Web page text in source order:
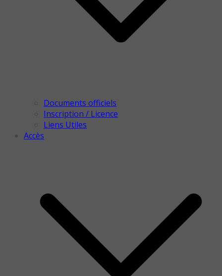
Documents officiels
Inscription / Licence
Liens Utiles
Accès